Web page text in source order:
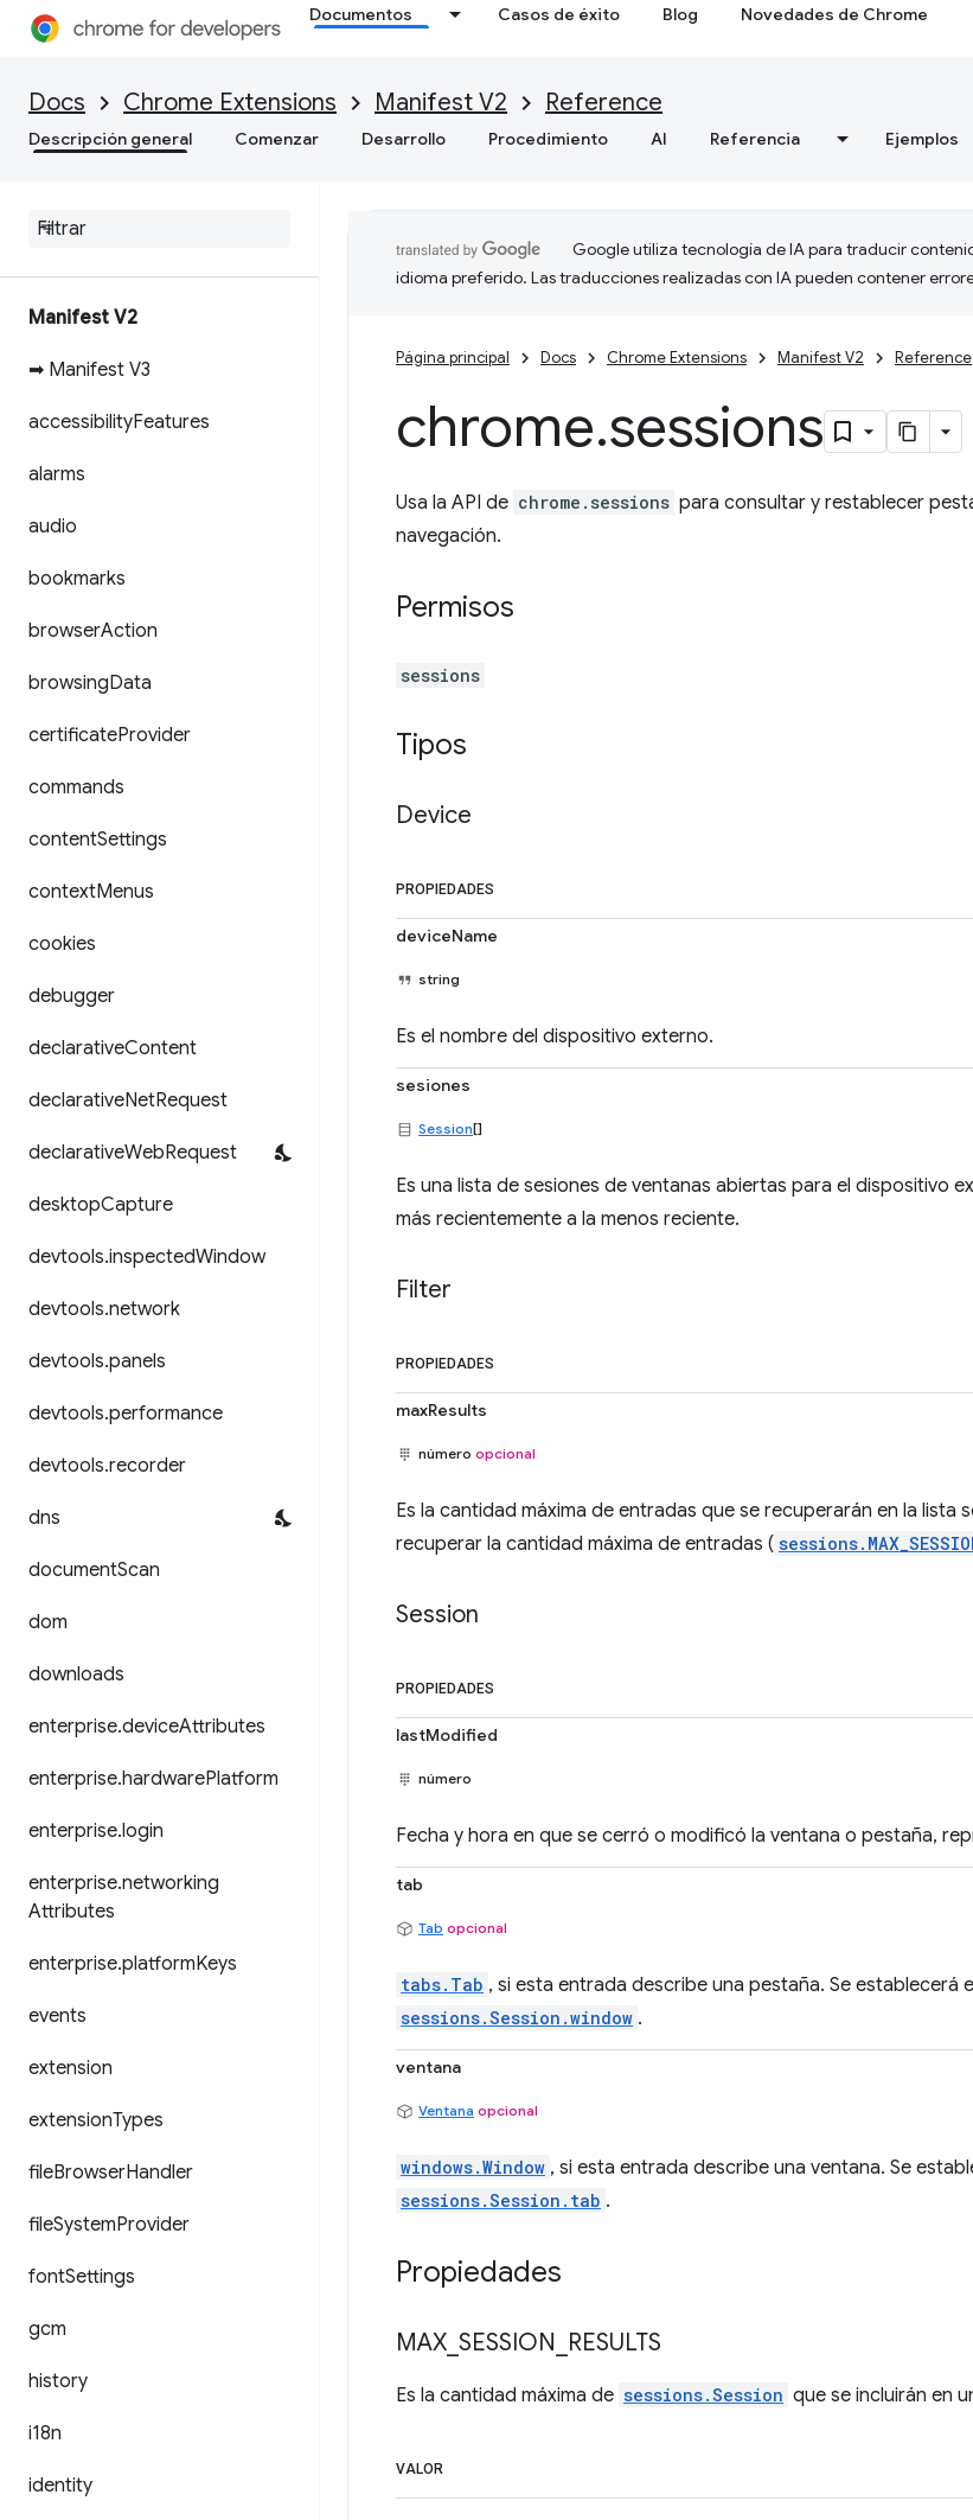
Documentos Casos de éxito Blog Novedades de Chrome
Docs Chrome Extensions Manifest V2 Reference
Descripción general Comenzar Desarrollo Procedimiento AI Referencia Ejemplos
Manifest V2
➡ Manifest V3
accessibilityFeatures
alarms
audio
bookmarks
browserAction
browsingData
certificateProvider
commands
contentSettings
contextMenus
cookies
debugger
declarativeContent
declarativeNetRequest
declarativeWebRequest
desktopCapture
devtools.inspectedWindow
devtools.network
devtools.panels
devtools.performance
devtools.recorder
dns
documentScan
dom
downloads
enterprise.deviceAttributes
enterprise.hardwarePlatform
enterprise.login
enterprise.networking
Attributes
enterprise.platformKeys
events
extension
extensionTypes
fileBrowserHandler
fileSystemProvider
fontSettings
gcm
history
i18n
identity
Google utiliza tecnología de IA para traducir
idioma preferido. Las traducciones realizadas con IA pueden contener
Página principal Docs Chrome Extensions Manifest V2 Reference
chrome.sessions
Usa la API de chrome.sessions para consultar y restablecer
navegación.
Permisos
sessions
Tipos
Device
PROPIEDADES
deviceName
string
Es el nombre del dispositivo externo.
sesiones
Session[]
Es una lista de sesiones de ventanas abiertas para el dispositivo
más recientemente a la menos reciente.
Filter
PROPIEDADES
maxResults
número opcional
Es la cantidad máxima de entradas que se recuperarán en la lista
recuperar la cantidad máxima de entradas (
Session
PROPIEDADES
lastModified
número
Fecha y hora en que se cerró o modificó la ventana o pestaña,
tab
Tab opcional
tabs.Tab , si esta entrada describe una pestaña. Se establecerá
sessions.Session.window .
ventana
Ventana opcional
windows.Window , si esta entrada describe una ventana. Se
sessions.Session.tab .
Propiedades
MAX SESSION RESULTS
Es la cantidad máxima de sessions.Session que se incluirán en
VALOR